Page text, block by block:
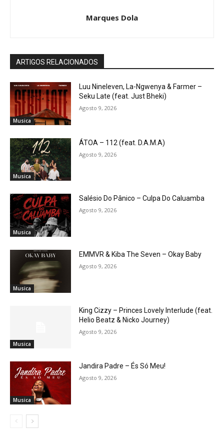
Marques Dola
ARTIGOS RELACIONADOS
Musica
Luu Nineleven, La-Ngwenya & Farmer –
Seku Late (feat. Just Bheki)
Agosto 9, 2026
Musica
ÁTOA – 112 (feat. D.A.M.A)
Agosto 9, 2026
Musica
Salésio Do Pânico – Culpa Do Caluamba
Agosto 9, 2026
Musica
EMMVR & Kiba The Seven – Okay Baby
Agosto 9, 2026
Musica
King Cizzy – Princes Lovely Interlude (feat.
Helio Beatz & Nicko Journey)
Agosto 9, 2026
Musica
Jandira Padre – És Só Meu!
Agosto 9, 2026